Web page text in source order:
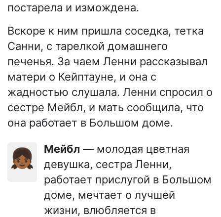
постарела и измождена.
Вскоре к ним пришла соседка, тетка
Санни, с тарелкой домашнего
печенья. За чаем Ленни рассказывал
матери о Кейптауне, и она с
жадностью слушала. Ленни спросил о
сестре Мейбл, и мать сообщила, что
она работает в Большом доме.
👧🏾 Мейбл — молодая цветная
девушка, сестра Ленни,
работает прислугой в Большом
доме, мечтает о лучшей
жизни, влюбляется в